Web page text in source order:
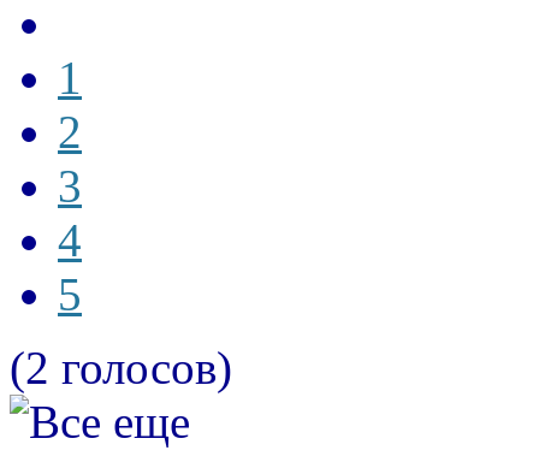
1
2
3
4
5
(2 голосов)